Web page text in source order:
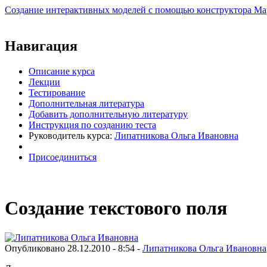
Создание интерактивных моделей с помощью конструктора
Навигация
Описание курса
Лекции
Тестирование
Дополнительная литература
Добавить дополнительную литературу
Инструкция по созданию теста
Руководитель курса: Липатникова Ольга Ивановна
Присоединиться
Создание текстового поля
Опубликовано 28.12.2010 - 8:54 - Липатникова Ольга Ивановна